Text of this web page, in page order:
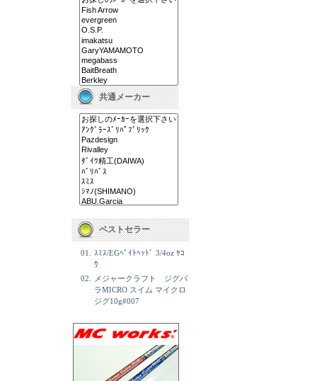
共通メーカー
ベストセラー
01.
ｽﾐｽ/EGﾍﾞｲﾄﾍｯﾄﾞ 3/4oz ﾔｺ
ｳ
02.
メジャークラフト ジグパ
ラMICRO スイム マイクロ
ジグ10g#007